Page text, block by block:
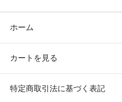
ホーム
カートを見る
特定商取引法に基づく表記